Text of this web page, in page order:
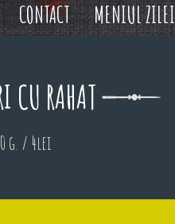
CONTACT MENIUL ZILEI
CU RAHAT
g. / 4lei